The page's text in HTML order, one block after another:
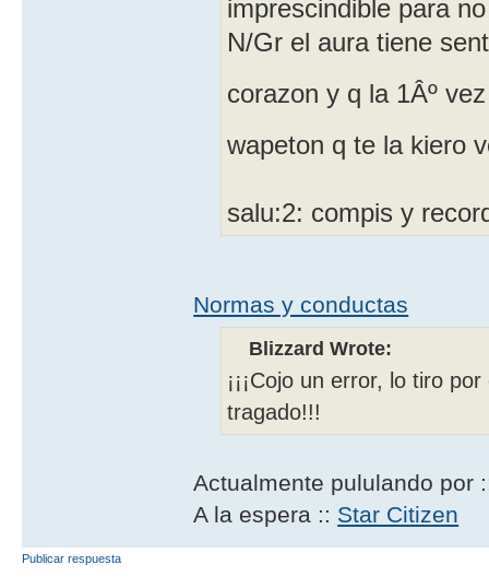
imprescindible para
N/Gr el aura tiene
corazon y q la 1Âº
wapeton q te la kiero
salu:2: compis y
Normas y conductas
Blizzard Wrote:
¡¡¡Cojo un error, lo tiro
tragado!!!
Actualmente pululando por
A la espera :: Star Citizen
Publicar respuesta